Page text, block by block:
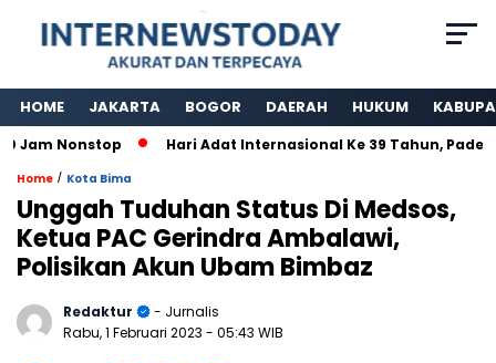
HOME JAKARTA BOGOR DAERAH HUKUM
Nonstop Hari Adat Internasional Ke 39 Tahun,
Home / Kota Bima
Unggah Tuduhan Status Di Medsos,
Ketua PAC Gerindra Ambalawi,
Polisikan Akun Ubam Bimbaz
Redaktur
- Jurnalis
Rabu, 1 Februari 2023 - 05:43 WIB